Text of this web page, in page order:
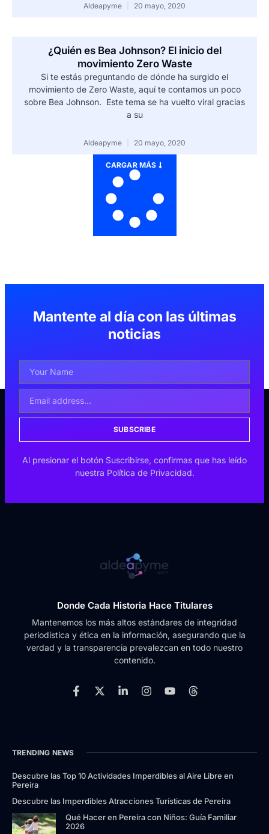
Aldeapyme 20 mayo, 2020
¿Quién es Bea Johnson? El inicio del
movimiento Zero Waste
Si te estás preguntando de dónde ha surgido el
movimiento de Zero Waste, aquí te contamos un poco
sobre Bea Johnson. Este tema se ha vuelto viral gracias
a su
Aldeapyme 20 mayo, 2020
CARGAR MÁS
Mantente al día con las últimas
noticias
SUBSCRIBE
Al presionar el botón Suscribirse, confirmas que has leído
nuestra Política de Privacidad.
Donde Cada Historia Hace Titulares
Mantenemos los más altos estándares de integridad
periodística y ética en la información, asegurando que la
verdad y la transparencia prevalezcan en todo nuestro
contenido.
TRENDING NEWS
Descubre las Top 10 Actividades Imperdibles al Aire Libre en
Pereira
Descubre las Imperdibles Atracciones Turísticas de Pereira
Qué Hacer en Pereira con Niños: Guía Familiar
2026